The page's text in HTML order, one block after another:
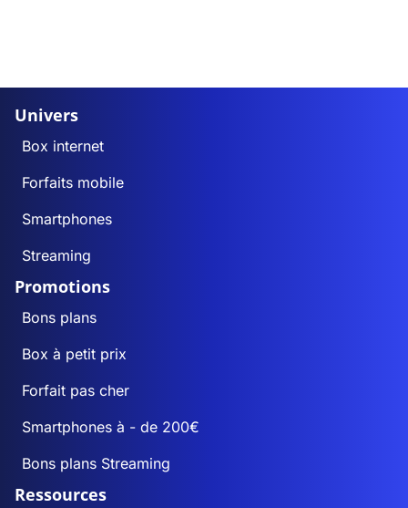
Univers
Box internet
Forfaits mobile
Smartphones
Streaming
Promotions
Bons plans
Box à petit prix
Forfait pas cher
Smartphones à - de 200€
Bons plans Streaming
Ressources